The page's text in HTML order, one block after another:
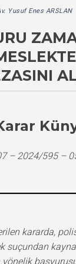
Yusuf Enes ARSLAN
– 2024/595 –
kararda,
suçundan
yönelik